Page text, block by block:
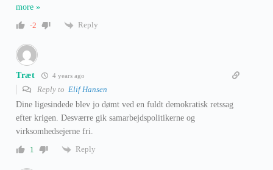
more »
-2
Reply
Træt 4 years ago
Reply to Elif Hansen
Dine ligesindede blev jo dømt ved en fuldt demokratisk retssag
efter krigen. Desværre gik samarbejdspolitikerne og
virksomhedsejerne fri.
1
Reply